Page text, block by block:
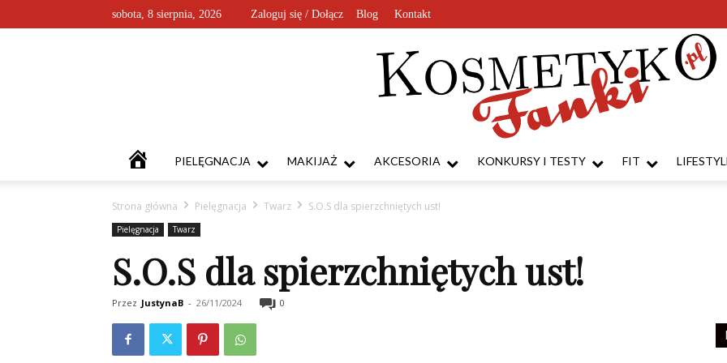
sobota, 8 sierpnia, 2026 Zaloguj się / Dołącz Blog Kontakt
KOSMETYKOFANKI
PIELĘGNACJA MAKIJAŻ AKCESORIA KONKURSY I TESTY FIT
Strona główna Pielęgnacja Twarz S.O.S dla spierzchniętych ust!
Pielęgnacja Twarz
S.O.S dla spierzchniętych ust!
Przez JustynaB - 26/11/2024 0